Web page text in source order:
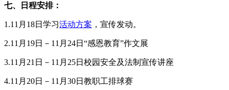
七、日程安排：
1.11月18日学习活动方案 ，宣传发动。
2.11月19日－11月24日“感恩教育”作文展
3.11月21日－11月25日校园安全及法制宣传讲座
4.11月20日－11月30日教职工排球赛